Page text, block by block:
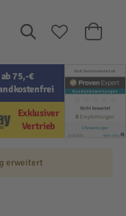
Suche
Mein
ab 75,-€
Exklusiver
Vertrieb
erweitert